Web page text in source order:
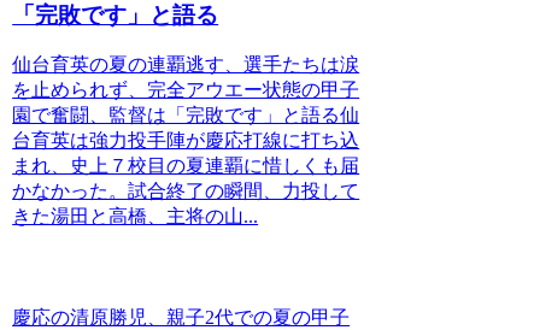
「完敗です」と語る
仙台育英の夏の連覇逃す、選手たちは涙
を止められず、完全アウエー状態の甲子
園で奮闘、監督は「完敗です」と語る仙
台育英は強力投手陣が慶応打線に打ち込
まれ、史上７校目の夏連覇に惜しくも届
かなかった。試合終了の瞬間、力投して
きた湯田と高橋、主将の山...
慶応の清原勝児、親子2代での夏の甲子